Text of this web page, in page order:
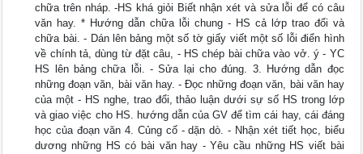
chữa trên nháp. -HS khá giỏi Biết nhận xét và sửa lỗi để có câu
văn hay. * Hướng dẫn chữa lỗi chung - HS cả lớp trao đổi và
chữa bài. - Dán lên bảng một số tờ giấy viết một số lỗi điển hình
về chính tả, dùng từ đặt câu, - HS chép bài chữa vào vở. ý - YC
HS lên bảng chữa lỗi. - Sửa lại cho đúng. 3. Hướng dẫn đọc
những đoạn văn, bài văn hay. - Đọc những đoạn văn, bài văn hay
của một - HS nghe, trao đổi, thảo luận dưới sự số HS trong lớp
và giao việc cho HS. hướng dẫn của GV để tìm cái hay, cái đáng
học của đoạn văn 4. Củng cố - dặn dò. - Nhận xét tiết học, biểu
dương những HS có bài văn hay - Yêu cầu những HS viết bài